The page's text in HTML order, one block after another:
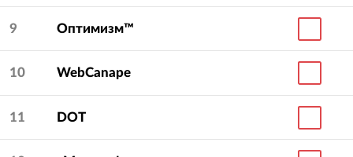
9 Оптимизм™
10 WebCanape
11 DOT